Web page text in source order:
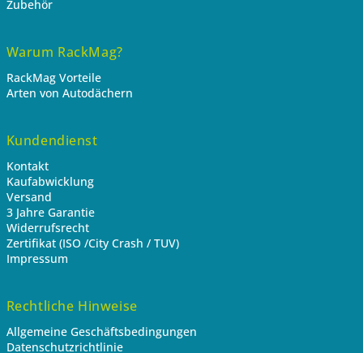
Zubehör
Warum RackMag?
RackMag Vorteile
Arten von Autodächern
Kundendienst
Kontakt
Kaufabwicklung
Versand
3 Jahre Garantie
Widerrufsrecht
Zertifikat (ISO /City Crash / TUV)
Impressum
Rechtliche Hinweise
Allgemeine Geschäftsbedingungen
Datenschutzrichtlinie